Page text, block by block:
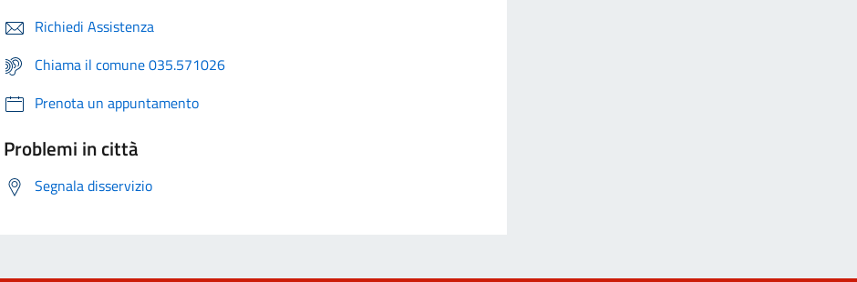
Richiedi Assistenza
Chiama il comune 035.571026
Prenota un appuntamento
Problemi in città
Segnala disservizio